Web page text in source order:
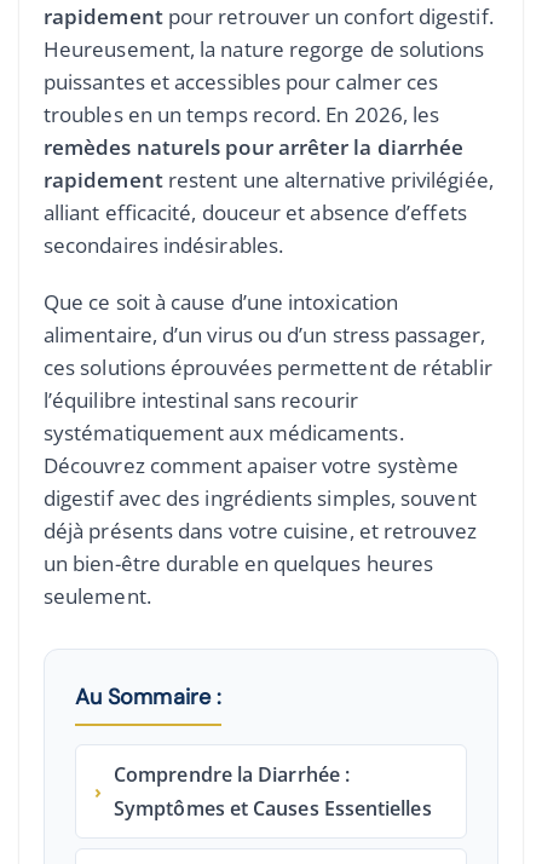
rapidementpour retrouver un confort digestif.
Heureusement, la nature regorge de solutions
puissantes et accessibles pour calmer ces
troubles en un temps record. En 2026, les
remèdes naturels pour arrêter la diarrhée
rapidementrestent une alternative privilégiée,
alliant efficacité, douceur et absence d’effets
secondaires indésirables.
Que ce soit à cause d’une intoxication
alimentaire, d’un virus ou d’un stress passager,
ces solutions éprouvées permettent de rétablir
l’équilibre intestinal sans recourir
systématiquement aux médicaments.
Découvrez comment apaiser votre système
digestif avec des ingrédients simples, souvent
déjà présents dans votre cuisine, et retrouvez
un bien-être durable en quelques heures
seulement.
Au Sommaire :
›
Comprendre la Diarrhée :
Symptômes et Causes Essentielles